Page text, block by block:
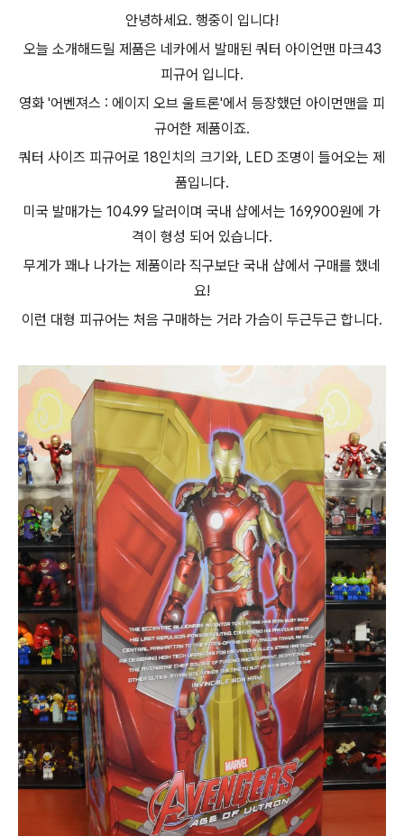
안녕하세요. 행중이 입니다!
오늘 소개해드릴 제품은 네카에서 발매된 쿼터 아이언맨 마크43
피규어 입니다.
영화 '어벤져스 : 에이지 오브 울트론'에서 등장했던 아이먼맨을 피
규어한 제품이죠.
쿼터 사이즈 피규어로 18인치의 크기와, LED 조명이 들어오는 제
품입니다.
미국 발매가는 104.99 달러이며 국내 샵에서는 169,900원에 가
격이 형성 되어 있습니다.
무게가 꽤나 나가는 제품이라 직구보단 국내 샵에서 구매를 했네
요!
이런 대형 피규어는 처음 구매하는 거라 가슴이 두근두근 합니다.